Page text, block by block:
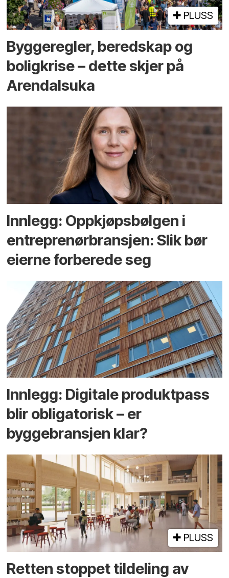
PLUSS
Bygge­regler, beredskap og
bolig­krise – dette skjer på
Arendals­uka
Innlegg: Oppkjøps­bølgen i
entreprenør­bransjen: Slik bør
eierne forberede seg
Innlegg: Digitale produktpass
blir obligatorisk – er
byggebransjen klar?
PLUSS
Retten stoppet tildeling av